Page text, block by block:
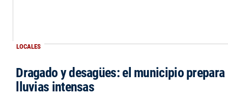
LOCALES
Dragado y desagües: el municipio
lluvias intensas